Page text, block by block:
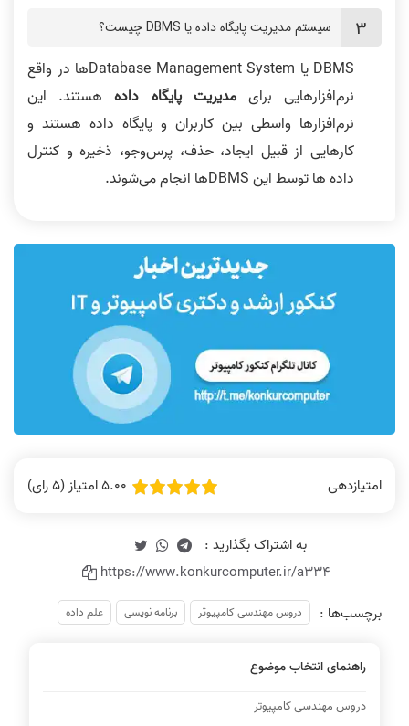
سیستم مدیریت پایگاه داده یا DBMS چیست؟
DBMS یا Database Management Systemها در واقع
نرم‌افزارهایی برایمدیریت پایگاه دادههستند. این
نرم‌افزارها واسطی بین کاربران و پایگاه داده هستند و
کارهایی از قبیل ایجاد، حذف، پرس‌وجو، ذخیره و کنترل
داده ها توسط این DBMSها انجام می‌شوند.
امتیازدهی 5.00 امتیاز (5 رای)
https://www.konkurcomputer.ir/a334
برچسب‌ها :
دروس مهندسی کامپیوتر برنامه نویسی علم داده
راهنمای انتخاب موضوع
دروس مهندسی کامپیوتر